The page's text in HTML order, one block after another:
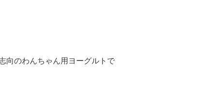
向のわんちゃん用ヨーグルトで